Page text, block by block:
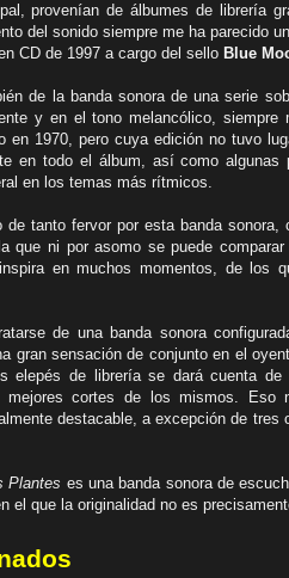
provenían de álbumes de librería
del sonido siempre me ha parecido
CD de 1997 a cargo del sello Blue
de la banda sonora de una serie
y en el tono melancólico,
en 1970, pero cuya edición no tuvo
en todo el álbum, así como
en los temas más rítmicos.
de tanto fervor por esta banda
que ni por asomo se puede
en muchos momentos, de los
de una banda sonora
gran sensación de conjunto en el
elepés de librería se dará cuenta
mejores cortes de los mismos.
destacable, a excepción de tres
Plantes es una banda sonora de
el que la originalidad no es